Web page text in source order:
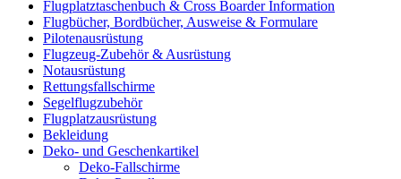
Flugplatztaschenbuch & Cross Boarder Information
Flugbücher, Bordbücher, Ausweise & Formulare
Pilotenausrüstung
Flugzeug-Zubehör & Ausrüstung
Notausrüstung
Rettungsfallschirme
Segelflugzubehör
Flugplatzausrüstung
Bekleidung
Deko- und Geschenkartikel
Deko-Fallschirme